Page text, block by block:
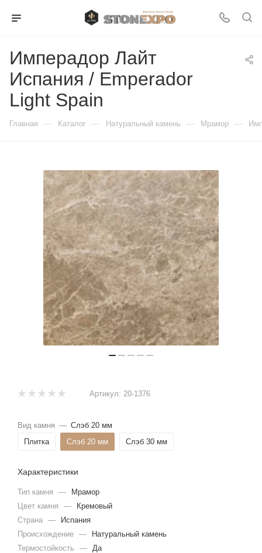
Имперадор Лайт
Испания / Emperador
Light Spain
Главная — Каталог — Натуральный камень — Мрамор —
Артикул: 20-1376
Вид камня — Слэб 20 мм
Плитка
Слэб 20 мм Слэб 30 мм
Характеристики
Тип камня —
Мрамор
Цвет камня
—
Кремовый
Страна —
Испания
Происхождение —
Натуральный камень
Термостойкость
—
Да